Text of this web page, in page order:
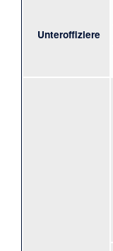
Unteroffiziere